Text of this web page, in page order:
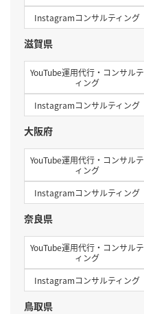
Instagramコンサルティング
滋賀県
YouTube運用代行・コンサルテ
ィング
Instagramコンサルティング
大阪府
YouTube運用代行・コンサルテ
ィング
Instagramコンサルティング
奈良県
YouTube運用代行・コンサルテ
ィング
Instagramコンサルティング
鳥取県